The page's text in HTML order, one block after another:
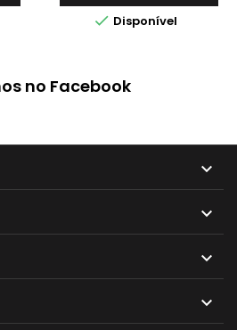
 Disponível
no Facebook



